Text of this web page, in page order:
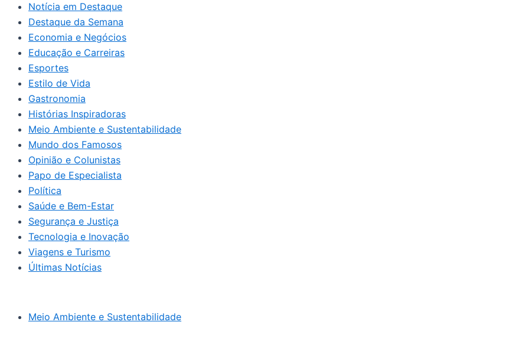
Notícia em Destaque
Destaque da Semana
Economia e Negócios
Educação e Carreiras
Esportes
Estilo de Vida
Gastronomia
Histórias Inspiradoras
Meio Ambiente e Sustentabilidade
Mundo dos Famosos
Opinião e Colunistas
Papo de Especialista
Política
Saúde e Bem-Estar
Segurança e Justiça
Tecnologia e Inovação
Viagens e Turismo
Últimas Notícias
Meio Ambiente e Sustentabilidade